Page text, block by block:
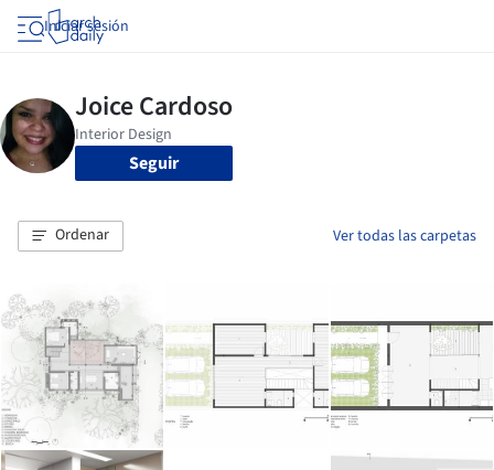
Iniciar sesión
Seguir
Ordenar Ver todas las carpetas